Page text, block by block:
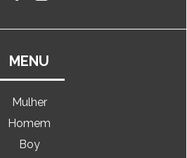
MENU
Mulher
Homem
Boy